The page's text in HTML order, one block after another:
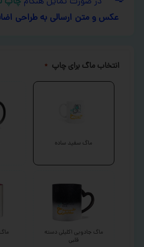
عکس و متن ارسالی به طراحی
انتخاب ماگ برای چاپ *
ماگ سفید ساده
ماگ جادویی اکلیلی دسته
قلبی